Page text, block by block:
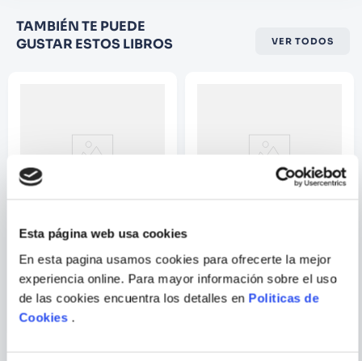
Esta página web usa cookies
En esta pagina usamos cookies para ofrecerte la mejor
experiencia online. Para mayor información sobre el uso
de las cookies encuentra los detalles en Politicas de
Cookies.
Califique el producto de 1 a 5
estrellas
Correo electrónico
TAMBIÉN TE PUEDE
GUSTAR ESTOS LIBROS
VER TODOS
MARIO CAMUS LOS HERMANOS MARX